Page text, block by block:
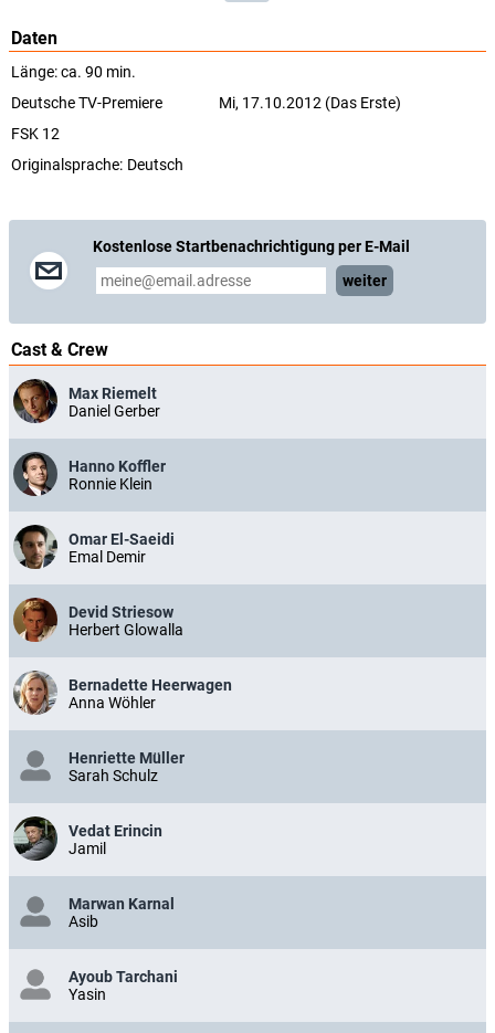
Daten
Länge: ca. 90 min.
Deutsche TV-Premiere
Mi, 17.10.2012 (Das Erste)
FSK 12
Originalsprache: Deutsch
Kostenlose Startbenachrichtigung per E-Mail
weiter
Cast & Crew
Max Riemelt
Daniel Gerber
Hanno Koffler
Ronnie Klein
Omar El-Saeidi
Emal Demir
Devid Striesow
Herbert Glowalla
Bernadette Heerwagen
Anna Wöhler
Henriette Müller
Sarah Schulz
Vedat Erincin
Jamil
Marwan Karnal
Asib
Ayoub Tarchani
Yasin